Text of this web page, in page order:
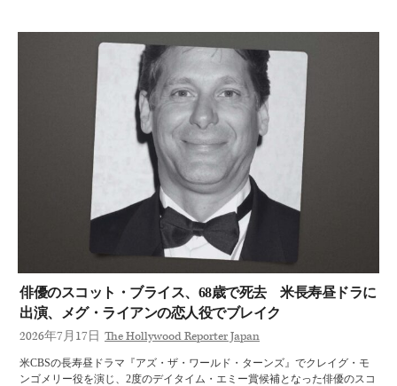
俳優のスコット・ブライス、68歳で死去 米長寿昼ドラに
出演、メグ・ライアンの恋人役でブレイク
2026年7月17日 The Hollywood Reporter Japan
米CBSの長寿昼ドラマ『アズ・ザ・ワールド・ターンズ』でクレイグ・モ
ンゴメリー役を演じ、2度のデイタイム・エミー賞候補となった俳優のスコ